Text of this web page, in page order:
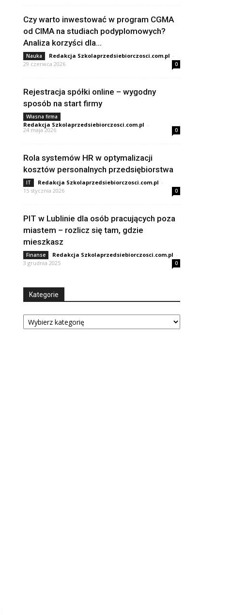
Czy warto inwestować w program CGMA
od CIMA na studiach podyplomowych?
Analiza korzyści dla...
Nauka Redakcja Szkolaprzedsiebiorczosci.com.pl -
29 czerwca 2026
0
Rejestracja spółki online – wygodny
sposób na start firmy
Własna firma
Redakcja Szkolaprzedsiebiorczosci.com.pl -
24 maja 2026 0
Rola systemów HR w optymalizacji
kosztów personalnych przedsiębiorstwa
IT Redakcja Szkolaprzedsiebiorczosci.com.pl -
15 stycznia 2026
0
PIT w Lublinie dla osób pracujących poza
miastem – rozlicz się tam, gdzie
mieszkasz
Finanse Redakcja Szkolaprzedsiebiorczosci.com.pl -
3 grudnia 2025
0
Kategorie
Kategorie